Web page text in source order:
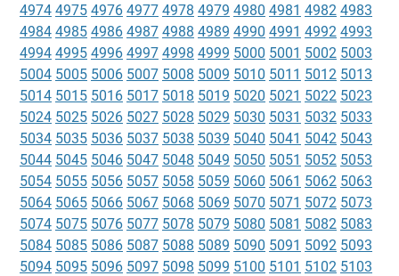
4974 4975 4976 4977 4978 4979 4980 4981 4982 4983
4984 4985 4986 4987 4988 4989 4990 4991 4992 4993
4994 4995 4996 4997 4998 4999 5000 5001 5002 5003
5004 5005 5006 5007 5008 5009 5010 5011 5012 5013
5014 5015 5016 5017 5018 5019 5020 5021 5022 5023
5024 5025 5026 5027 5028 5029 5030 5031 5032 5033
5034 5035 5036 5037 5038 5039 5040 5041 5042 5043
5044 5045 5046 5047 5048 5049 5050 5051 5052 5053
5054 5055 5056 5057 5058 5059 5060 5061 5062 5063
5064 5065 5066 5067 5068 5069 5070 5071 5072 5073
5074 5075 5076 5077 5078 5079 5080 5081 5082 5083
5084 5085 5086 5087 5088 5089 5090 5091 5092 5093
5094 5095 5096 5097 5098 5099 5100 5101 5102 5103